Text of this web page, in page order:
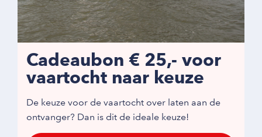
Cadeaubon € 25,- voor
vaartocht naar keuze
De keuze voor de vaartocht over laten aan de
ontvanger? Dan is dit de ideale keuze!